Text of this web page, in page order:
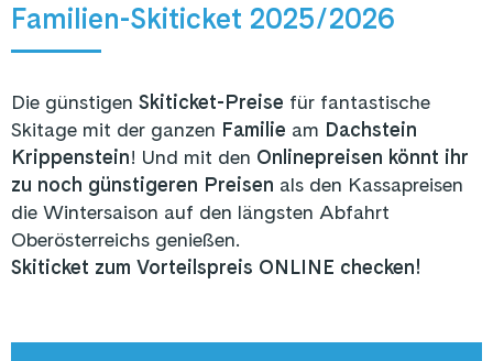
Familien-Skiticket 2025/2026
Die günstigen Skiticket-Preise für fantastische
Skitage mit der ganzen Familie am Dachstein
Krippenstein! Und mit den Onlinepreisen könnt ihr
zu noch günstigeren Preisen als den Kassapreisen
die Wintersaison auf den längsten Abfahrt
Oberösterreichs genießen.
Skiticket zum Vorteilspreis ONLINE checken!